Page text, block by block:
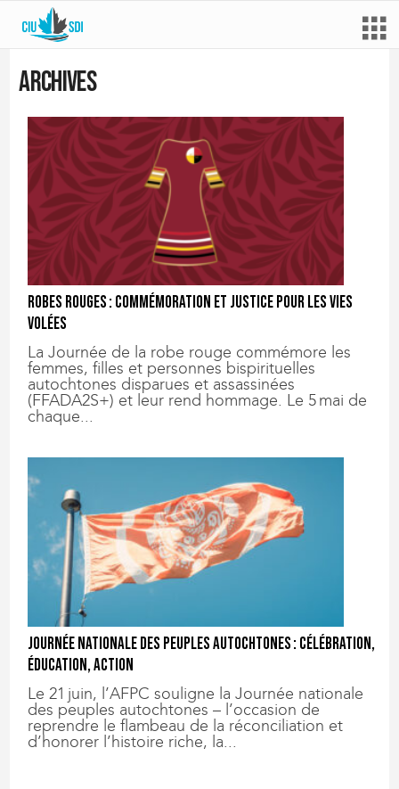
Archives
Robes rouges : commémoration et justice pour les vies
volées
La Journée de la robe rouge commémore les
femmes, filles et personnes bispirituelles
autochtones disparues et assassinées
(FFADA2S+) et leur rend hommage. Le 5 mai de
chaque...
Journée nationale des peuples autochtones : célébration,
éducation, action
Le 21 juin, l’AFPC souligne la Journée nationale
des peuples autochtones – l’occasion de
reprendre le flambeau de la réconciliation et
d’honorer l’histoire riche, la...